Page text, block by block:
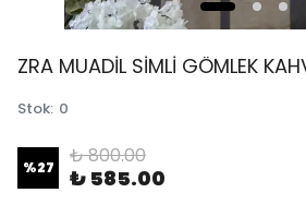
ZRA MUADİL SİMLİ GÖMLEK
Stok: 0
%27 ₺ 800.00
₺ 585.00